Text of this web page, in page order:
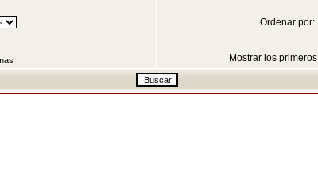
Ordenar por:
Mostrar los primeros